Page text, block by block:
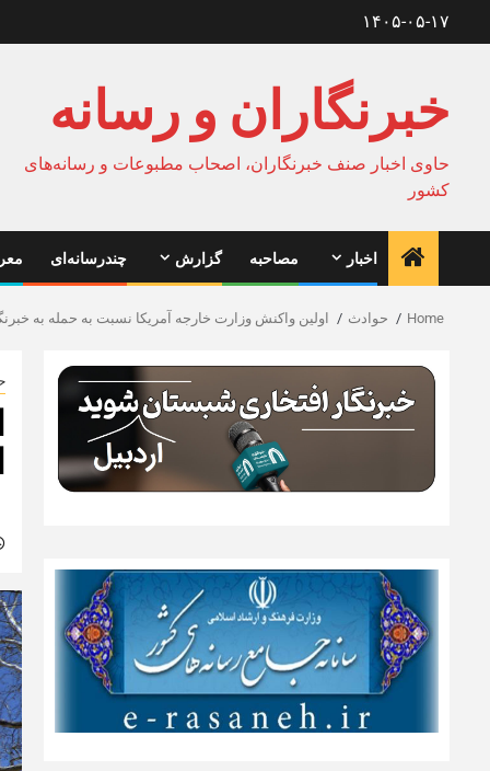
۱۴۰۵-۰۵-۱۷
خبرنگاران و رسانه
حاوی اخبار صنف خبرنگاران، اصحاب مطبوعات و رسانه‌های
کشور
اخبار مصاحبه گزارش چندرسانه‌ای
Home حوادث اولین واکنش وزارت خارجه آمریکا نسبت به حمله به